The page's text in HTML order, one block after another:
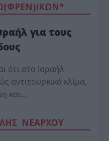
για τους
ότι στο Ισραήλ
αντιτουρκικό κλίμα,
και…
ΝΕΑΡΧΟΥ